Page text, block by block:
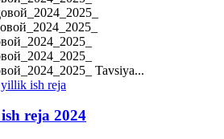
Tavsiya...
reja 2024